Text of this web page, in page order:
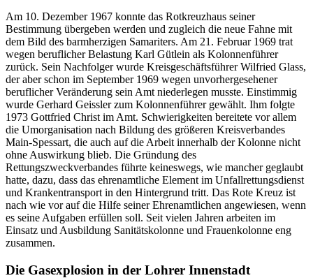
Am 10. Dezember 1967 konnte das Rotkreuzhaus seiner
Bestimmung übergeben werden und zugleich die neue Fahne mit
dem Bild des barmherzigen Samariters. Am 21. Februar 1969 trat
wegen beruflicher Belastung Karl Gütlein als Kolonnenführer
zurück. Sein Nachfolger wurde Kreisgeschäftsführer Wilfried Glass,
der aber schon im September 1969 wegen unvorhergesehener
beruflicher Veränderung sein Amt niederlegen musste. Einstimmig
wurde Gerhard Geissler zum Kolonnenführer gewählt. Ihm folgte
1973 Gottfried Christ im Amt. Schwierigkeiten bereitete vor allem
die Umorganisation nach Bildung des größeren Kreisverbandes
Main-Spessart, die auch auf die Arbeit innerhalb der Kolonne nicht
ohne Auswirkung blieb. Die Gründung des
Rettungszweckverbandes führte keineswegs, wie mancher geglaubt
hatte, dazu, dass das ehrenamtliche Element im Unfallrettungsdienst
und Krankentransport in den Hintergrund tritt. Das Rote Kreuz ist
nach wie vor auf die Hilfe seiner Ehrenamtlichen angewiesen, wenn
es seine Aufgaben erfüllen soll. Seit vielen Jahren arbeiten im
Einsatz und Ausbildung Sanitätskolonne und Frauenkolonne eng
zusammen.
Die Gasexplosion in der Lohrer Innenstadt